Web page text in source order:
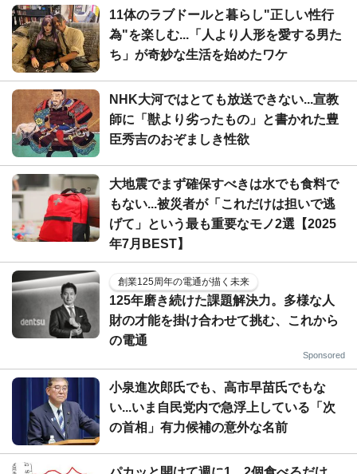
11体のラブドールと暮らし"正しい性行
為"を楽しむ...「人より人形を愛する男た
ち」が奇妙な生活を始めたワケ
NHK大河ではとても放送できない...宣教
師に「獣より劣ったもの」と書かれた豊
臣秀吉のおぞましき性欲
大地震でまず確保すべきは水でも食料で
もない...被災者が「これだけは担いで逃
げて」という最も重要なモノ2選【2025
年7月BEST】
創業125周年の電通が描く未来
125年磨き続けた課題解決力。多様な人
財の才能を掛け合わせて挑む、これから
の電通
Sponsored
小泉進次郎氏でも、高市早苗氏でもな
い...いま自民党内で急浮上している「次
の首相」有力候補の意外な名前